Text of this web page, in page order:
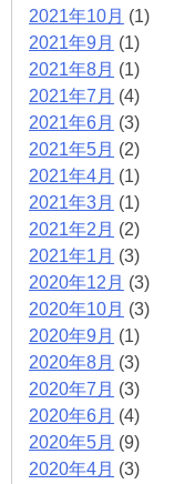
2021年10月 (1)
2021年9月 (1)
2021年8月 (1)
2021年7月 (4)
2021年6月 (3)
2021年5月 (2)
2021年4月 (1)
2021年3月 (1)
2021年2月 (2)
2021年1月 (3)
2020年12月 (3)
2020年10月 (3)
2020年9月 (1)
2020年8月 (3)
2020年7月 (3)
2020年6月 (4)
2020年5月 (9)
2020年4月 (3)